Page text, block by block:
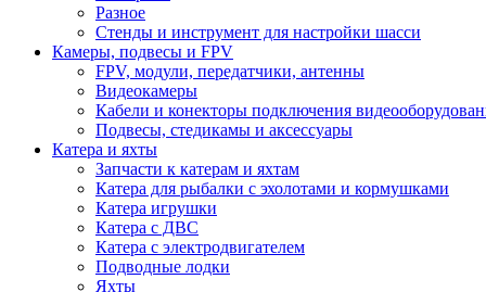
Разное
Стенды и инструмент для настройки шасси
Камеры, подвесы и FPV
FPV, модули, передатчики, антенны
Видеокамеры
Кабели и конекторы подключения
Подвесы, стедикамы и аксессуары
Катера и яхты
Запчасти к катерам и яхтам
Катера для рыбалки с эхолотами и кормушками
Катера игрушки
Катера с ДВС
Катера с электродвигателем
Подводные лодки
Яхты